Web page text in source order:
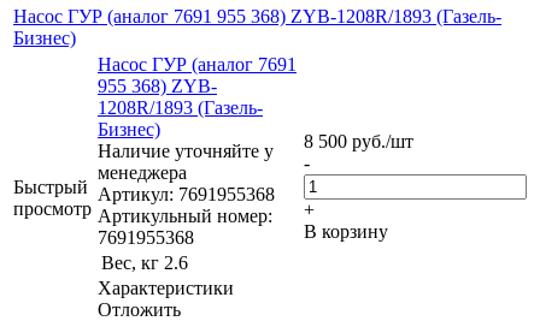
Насос ГУР (аналог 7691 955 368) ZYB-1208R/1893 (Газель-
Бизнес)
Быстрый
просмотр
Насос ГУР (аналог 7691
955 368) ZYB-
1208R/1893 (Газель-
Бизнес)
Наличие уточняйте у
менеджера
Артикул: 7691955368
Артикульный номер:
7691955368
Вес, кг 2.6
Характеристики
Отложить
8 500 руб./шт
-
+
В корзину